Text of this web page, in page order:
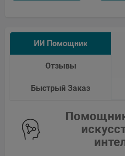
ИИ Помощник
Отзывы
Быстрый Заказ